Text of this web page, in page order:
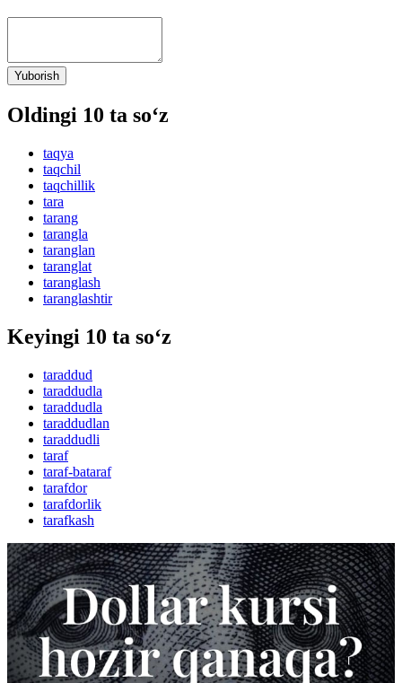
Yuborish
Oldingi 10 ta so‘z
taqya
taqchil
taqchillik
tara
tarang
tarangla
taranglan
taranglat
taranglash
taranglashtir
Keyingi 10 ta so‘z
taraddud
taraddudla
taraddudla
taraddudlan
taraddudli
taraf
taraf-bataraf
tarafdor
tarafdorlik
tarafkash